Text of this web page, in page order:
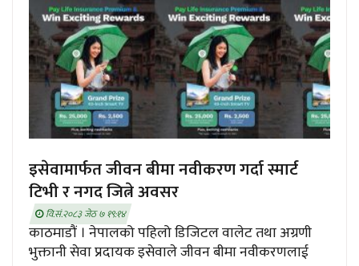
इसेवामार्फत जीवन बीमा नवीकरण गर्दा स्मार्ट
टिभी र नगद जित्ने अवसर
वि.सं.२०८३ जेठ ७ १९:१४
काठमाडौं । नेपालको पहिलो डिजिटल वालेट तथा अग्रणी
भुक्तानी सेवा प्रदायक इसेवाले जीवन बीमा नवीकरणलाई